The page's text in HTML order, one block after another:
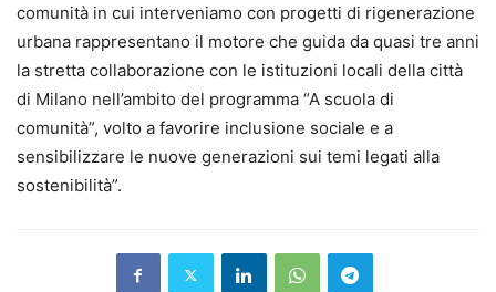
comunità in cui interveniamo con progetti di rigenerazione
urbana rappresentano il motore che guida da quasi tre anni
la stretta collaborazione con le istituzioni locali della città
di Milano nell’ambito del programma “A scuola di
comunità”, volto a favorire inclusione sociale e a
sensibilizzare le nuove generazioni sui temi legati alla
sostenibilità”.